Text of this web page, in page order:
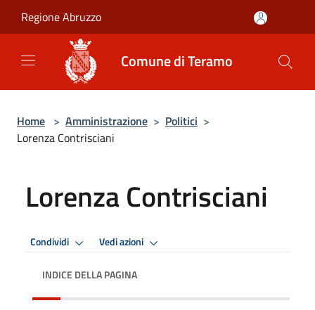
Regione Abruzzo
Comune di Teramo
Home > Amministrazione > Politici >
Lorenza Contrisciani
Lorenza Contrisciani
Condividi Vedi azioni
INDICE DELLA PAGINA